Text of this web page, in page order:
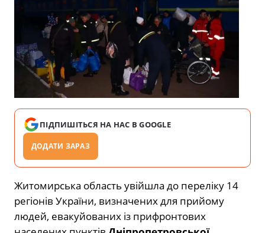
ПІДПИШІТЬСЯ НА НАС В GOOGLE
ДОДАТИ ЗАРАЗ
Житомирська область увійшла до переліку 14
регіонів України, визначених для прийому
людей, евакуйованих із прифронтових